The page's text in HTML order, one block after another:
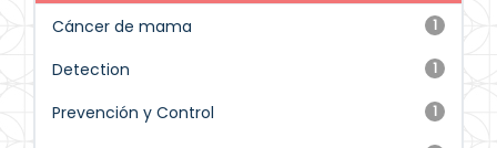
1
Cáncer de mama
1
Detection
1
Prevención y Control